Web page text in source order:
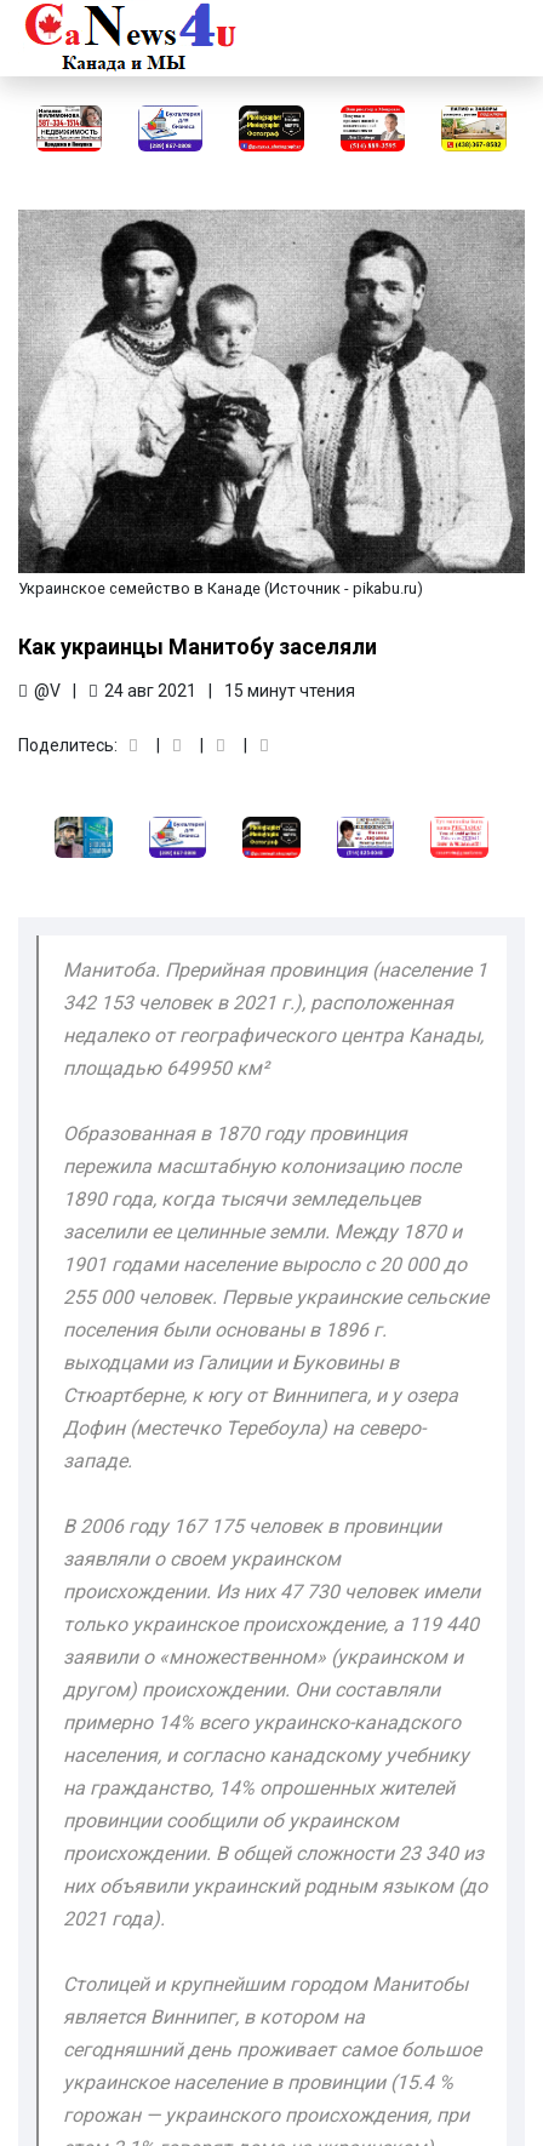
Украинское семейство в Канаде (Источник - pikabu.ru)
Как украинцы Манитобу заселяли
@V 24 авг 2021 15 минут чтения
Поделитесь:
Манитоба. Прерийная провинция (население 1
342 153 человек в 2021 г.), расположенная
недалеко от географического центра Канады,
площадью 649950 км²
Образованная в 1870 году провинция
пережила масштабную колонизацию после
1890 года, когда тысячи земледельцев
заселили ее целинные земли. Между 1870 и
1901 годами население выросло с 20 000 до
255 000 человек. Первые украинские сельские
поселения были основаны в 1896 г.
выходцами из Галиции и Буковины в
Стюартберне, к югу от Виннипега, и у озера
Дофин (местечко Теребоула) на северо-
западе.
В 2006 году 167 175 человек в провинции
заявляли о своем украинском
происхождении. Из них 47 730 человек имели
только украинское происхождение, а 119 440
заявили о «множественном» (украинском и
другом) происхождении. Они составляли
примерно 14% всего украинско-канадского
населения, и согласно канадскому учебнику
на гражданство, 14% опрошенных жителей
провинции сообщили об украинском
происхождении. В общей сложности 23 340 из
них объявили украинский родным языком (до
2021 года).
Столицей и крупнейшим городом Манитобы
является Виннипег, в котором на
сегодняшний день проживает самое большое
украинское население в провинции (15.4 %
горожан — украинского происхождения, при